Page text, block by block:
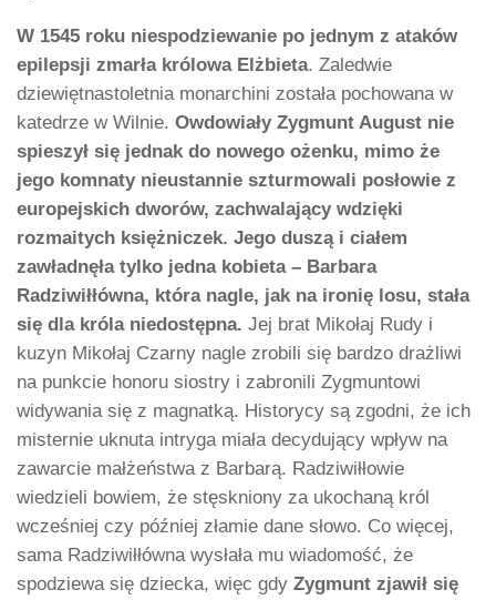
W 1545 roku niespodziewanie po jednym z ataków
epilepsji zmarła królowa Elżbieta. Zaledwie
dziewiętnastoletnia monarchini została pochowana w
katedrze w Wilnie. Owdowiały Zygmunt August nie
spieszył się jednak do nowego ożenku, mimo że
jego komnaty nieustannie szturmowali posłowie z
europejskich dworów, zachwalający wdzięki
rozmaitych księżniczek. Jego duszą i ciałem
zawładnęła tylko jedna kobieta – Barbara
Radziwiłłówna, która nagle, jak na ironię losu, stała
się dla króla niedostępna. Jej brat Mikołaj Rudy i
kuzyn Mikołaj Czarny nagle zrobili się bardzo drażliwi
na punkcie honoru siostry i zabronili Zygmuntowi
widywania się z magnatką. Historycy są zgodni, że ich
misternie uknuta intryga miała decydujący wpływ na
zawarcie małżeństwa z Barbarą. Radziwiłłowie
wiedzieli bowiem, że stęskniony za ukochaną król
wcześniej czy później złamie dane słowo. Co więcej,
sama Radziwiłłówna wysłała mu wiadomość, że
spodziewa się dziecka, więc gdy Zygmunt zjawił się